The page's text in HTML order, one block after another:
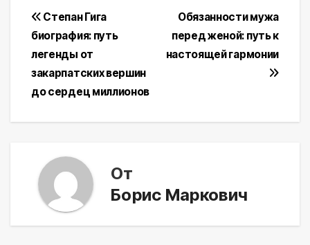
Навигация
по
записям
Обязанности мужа
перед женой: путь к
настоящей гармонии
Степан Гига
биография: путь
легенды от
закарпатских вершин
до сердец миллионов
От
Борис Маркович